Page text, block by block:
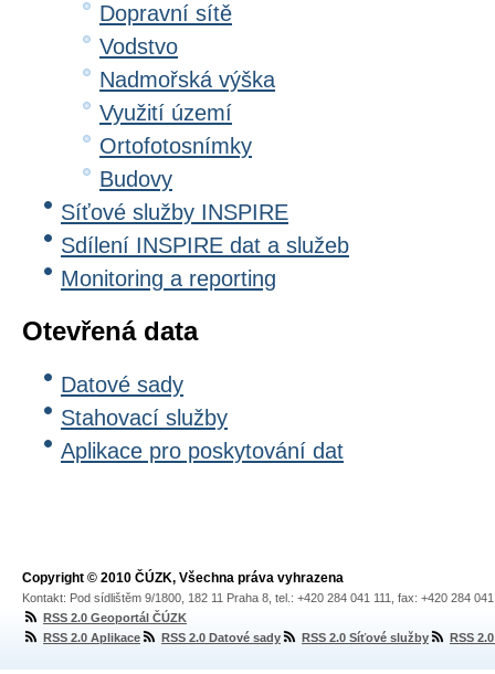
Dopravní sítě
Vodstvo
Nadmořská výška
Využití území
Ortofotosnímky
Budovy
Síťové služby INSPIRE
Sdílení INSPIRE dat a služeb
Monitoring a reporting
Otevřená data
Datové sady
Stahovací služby
Aplikace pro poskytování dat
Copyright © 2010 ČÚZK, Všechna práva vyhrazena
Kontakt: Pod sídlištěm 9/1800, 182 11 Praha 8, tel.: +420 284 041 111, fax: +420 284
RSS 2.0 Geoportál ČÚZK
RSS 2.0 Aplikace
RSS 2.0 Datové sady RSS 2.0 Síťové služby RSS